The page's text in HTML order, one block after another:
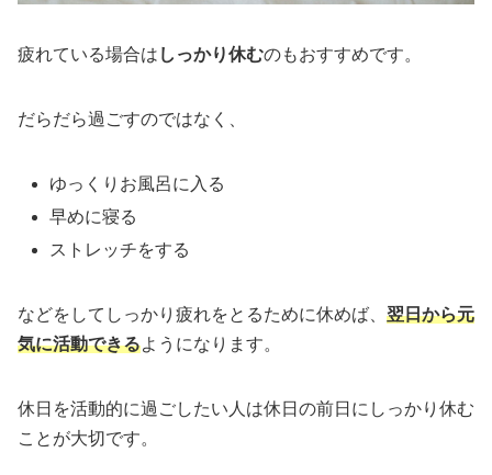
疲れている場合は しっかり休むのもおすすめです。
だらだら過ごすのではなく、
ゆっくりお風呂に入る
早めに寝る
ストレッチをする
などをしてしっかり疲れをとるために休めば、 翌日から元
気に活動できるようになります。
休日を活動的に過ごしたい人は休日の前日にしっかり休む
ことが大切です。